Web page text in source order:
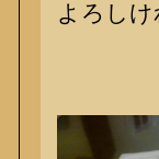
よろし